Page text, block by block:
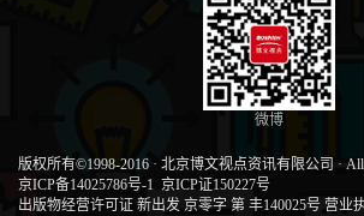
微博
版权所有©1998-2016 · 北京博文视点资讯有限公司 · All
京ICP备14025786号-1 京ICP证150227号
出版物经营许可证 新出发 京零字 第 丰140025号 营业